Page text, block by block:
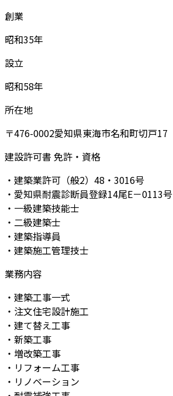
創業
昭和35年
設立
昭和58年
所在地
〒476-0002愛知県東海市名和町切戸17
建設許可書 免許・資格
・建築業許可（般2）48・3016号
・愛知県耐震診断員登録14尾E－0113号
・一級建築技能士
・二級建築士
・建築指導員
・建築施工管理技士
業務内容
・建築工事一式
・注文住宅設計施工
・建て替え工事
・新築工事
・増改築工事
・リフォーム工事
・リノベーション